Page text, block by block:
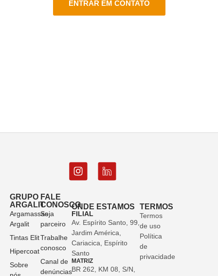
ENTRAR EM CONTATO
GRUPO
ARGALIT
Argamassas
Argalit
Tintas Elit
Hipercoat
Sobre
FALE
CONOSCO
Seja
parceiro
Trabalhe
conosco
Canal de
denúncias
ONDE ESTAMOS
FILIAL
Av. Espírito Santo, 99,
Jardim América,
Cariacica, Espírito
Santo
MATRIZ
BR 262, KM 08, S/N,
TERMOS
Termos
de uso
Política
de
privacidade